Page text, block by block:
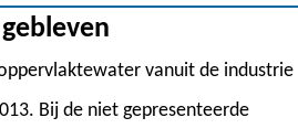
vanuit de industrie
Bij de niet gepresenteerde